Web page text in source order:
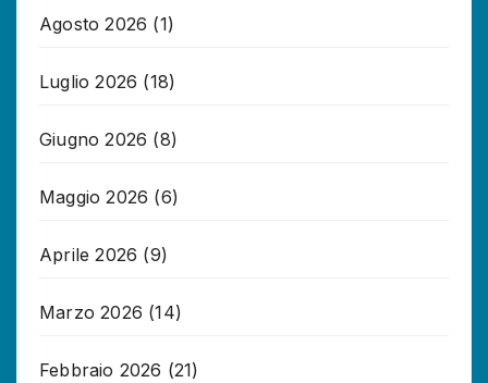
Agosto 2026 (1)
Luglio 2026 (18)
Giugno 2026 (8)
Maggio 2026 (6)
Aprile 2026 (9)
Marzo 2026 (14)
Febbraio 2026 (21)